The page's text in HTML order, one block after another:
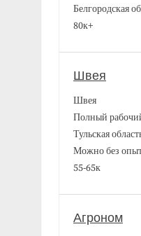
Белгородская
80к+
Швея
Швея
Полный
Тульская
Можно без
55-65к
Агроном